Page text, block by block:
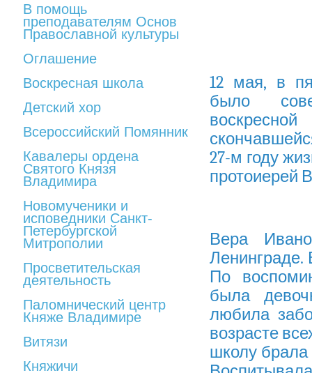
В помощь
преподавателям Основ
Православной культуры
Оглашение
Воскресная школа
Детский хор
Всероссийский Помянник
Кавалеры ордена
Святого Князя
Владимира
Новомученики и
исповедники Санкт-
Петербургской
Митрополии
Просветительская
деятельность
Паломнический центр
Княже Владимире
Витязи
Княжичи
12 мая, в
было
27-м году
протоиерей
Вера
Ленинграде.
По
была
любила
возрасте
школу брала